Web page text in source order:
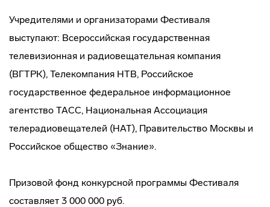
Учредителями и организаторами Фестиваля
выступают: Всероссийская государственная
телевизионная и радиовещательная компания
(ВГТРК), Телекомпания НТВ, Российское
государственное федеральное информационное
агентство ТАСС, Национальная Ассоциация
телерадиовещателей (НАТ), Правительство Москвы и
Российское общество «Знание».
Призовой фонд конкурсной программы Фестиваля
составляет 3 000 000 руб.